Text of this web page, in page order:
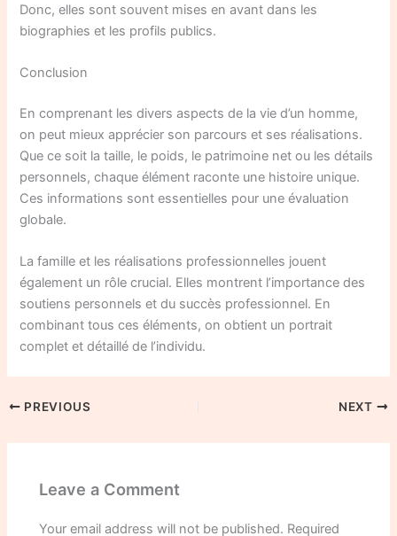
Donc, elles sont souvent mises en avant dans les
biographies et les profils publics.
Conclusion
En comprenant les divers aspects de la vie d’un homme,
on peut mieux apprécier son parcours et ses réalisations.
Que ce soit la taille, le poids, le patrimoine net ou les détails
personnels, chaque élément raconte une histoire unique.
Ces informations sont essentielles pour une évaluation
globale.
La famille et les réalisations professionnelles jouent
également un rôle crucial. Elles montrent l’importance des
soutiens personnels et du succès professionnel. En
combinant tous ces éléments, on obtient un portrait
complet et détaillé de l’individu.
PREVIOUS NEXT
Leave a Comment
Your email address will not be published. Required